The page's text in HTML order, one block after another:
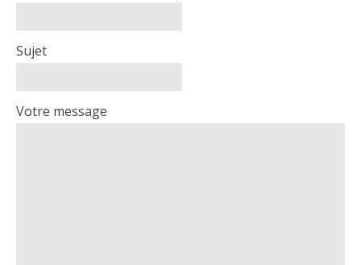
Sujet
Votre message